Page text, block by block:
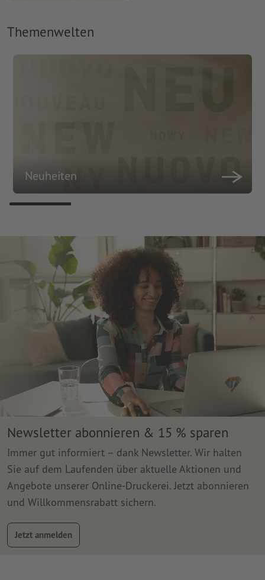
Themenwelten
Neuheiten
Newsletter abonnieren & 15 % sparen
Immer gut informiert – dank Newsletter. Wir halten
Sie auf dem Laufenden über aktuelle Aktionen und
Angebote unserer Online-Druckerei. Jetzt abonnieren
und Willkommensrabatt sichern.
Jetzt anmelden